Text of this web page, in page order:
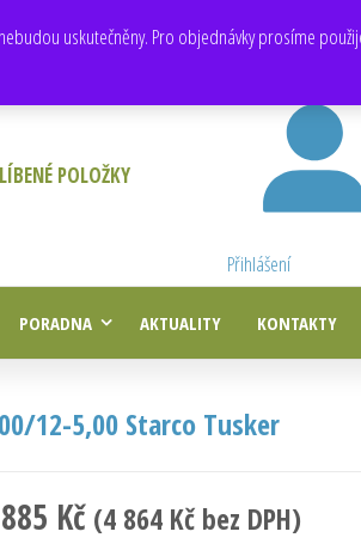
uskutečněny. Pro objednávky prosíme
POLOŽKY
Přihlášení
PORADNA AKTUALITY KONTAKTY
12-5,00 Starco Tusker
Kč (4 864 Kčbez DPH)